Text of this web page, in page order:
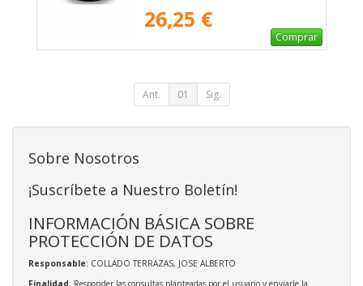
26,25 €
Comprar
Ant. 01 Sig.
Sobre Nosotros
¡Suscríbete a Nuestro Boletín!
INFORMACIÓN BÁSICA SOBRE
PROTECCIÓN DE DATOS
Responsable: COLLADO TERRAZAS, JOSE ALBERTO
Finalidad: Responder las consultas planteadas por el usuario y enviarle la